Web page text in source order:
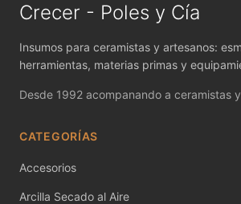
MAYCO FOUNDATIONS OPAQUE
MAYCO FOUNDATIONS SHEER
MAYCO FUNDAMENTALS
MAYCO JUNGLE GEMS
MAYCO MAGIC METALLICS
Crecer - Poles y Cía
Insumos para ceramistas y artesanos:
herramientas, materias primas y
Desde 1992 acompanando a ceramistas
CATEGORÍAS
Accesorios
Arcilla Secado al Aire